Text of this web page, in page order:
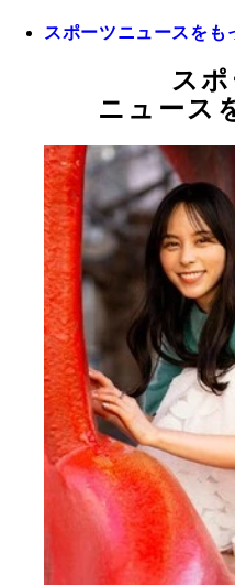
スポーツニュースをも
ス
ニュース